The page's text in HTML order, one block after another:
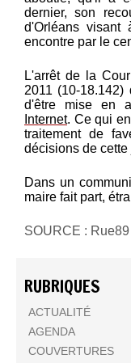
dernier, son
d'Orléans
encontre par le
L'arrêt de la
2011 (10-
d'être mise en
Internet. Ce qui
traitement de
décisions de
Dans un
maire fait part,
SOURCE : Rue89
RUBRIQUES
ACTUALITÉ
AGENDA
COUVERTURES